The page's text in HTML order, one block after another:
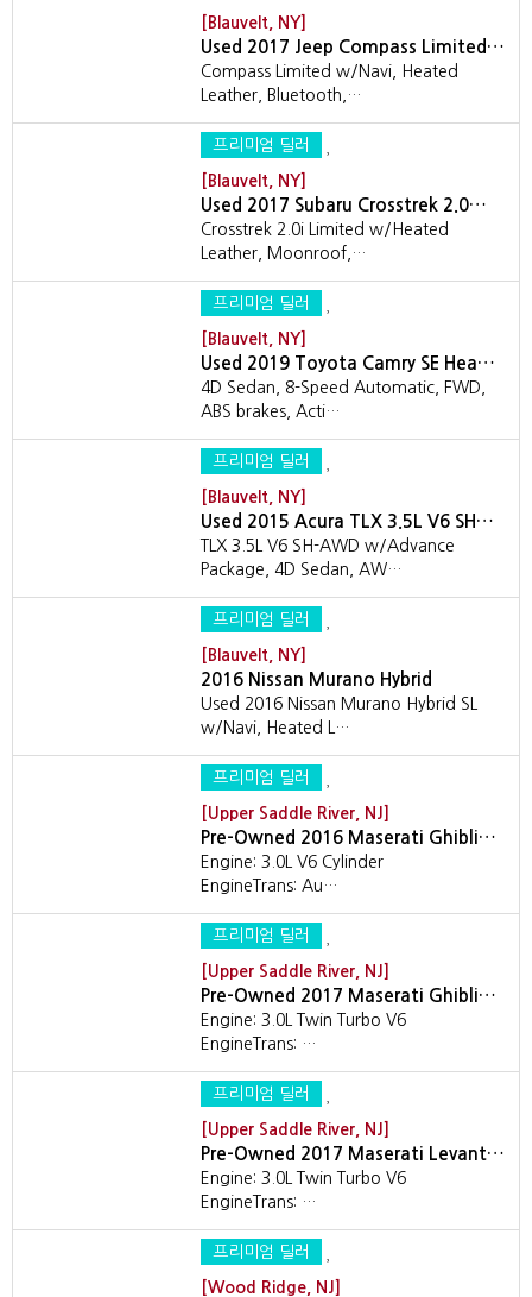
[Blauvelt, NY]
Used 2017 Jeep Compass Limited…
Compass Limited w/Navi, Heated
Leather, Bluetooth,…
프리미엄 딜러
[Blauvelt, NY]
Used 2017 Subaru Crosstrek 2.0…
Crosstrek 2.0i Limited w/Heated
Leather, Moonroof,…
프리미엄 딜러
[Blauvelt, NY]
Used 2019 Toyota Camry SE Hea…
4D Sedan, 8-Speed Automatic, FWD,
ABS brakes, Acti…
프리미엄 딜러
[Blauvelt, NY]
Used 2015 Acura TLX 3.5L V6 SH…
TLX 3.5L V6 SH-AWD w/Advance
Package, 4D Sedan, AW…
프리미엄 딜러
[Blauvelt, NY]
2016 Nissan Murano Hybrid
Used 2016 Nissan Murano Hybrid SL
w/Navi, Heated L…
프리미엄 딜러
[Upper Saddle River, NJ]
Pre-Owned 2016 Maserati Ghibli…
Engine: 3.0L V6 Cylinder
EngineTrans: Au…
프리미엄 딜러
[Upper Saddle River, NJ]
Pre-Owned 2017 Maserati Ghibli…
Engine: 3.0L Twin Turbo V6
EngineTrans: …
프리미엄 딜러
[Upper Saddle River, NJ]
Pre-Owned 2017 Maserati Levant…
Engine: 3.0L Twin Turbo V6
EngineTrans: …
프리미엄 딜러
[Wood Ridge, NJ]